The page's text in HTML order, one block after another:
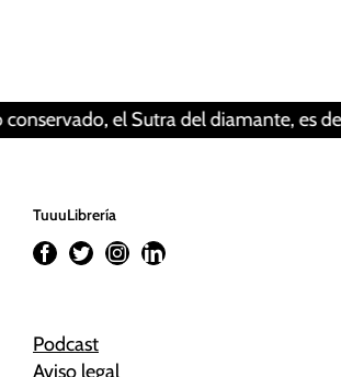
el Sutra del diamante, es del año
TuuuLibrería
Podcast
Aviso legal